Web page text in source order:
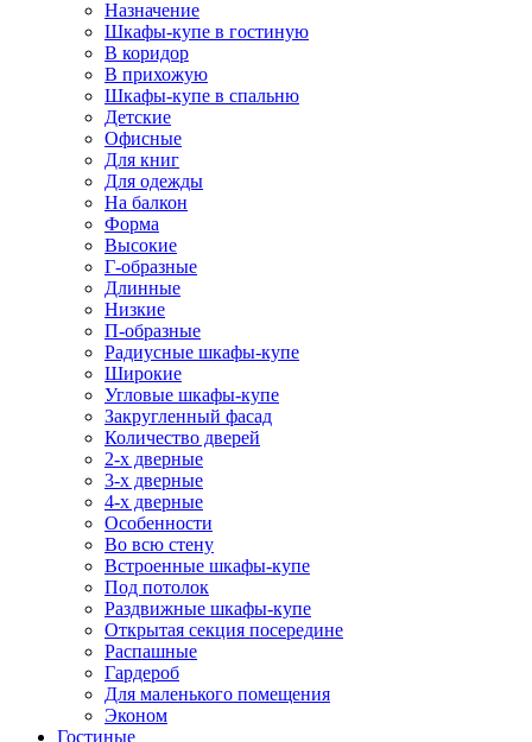
Назначение
Шкафы-купе в гостиную
В коридор
В прихожую
Шкафы-купе в спальню
Детские
Офисные
Для книг
Для одежды
На балкон
Форма
Высокие
Г-образные
Длинные
Низкие
П-образные
Радиусные шкафы-купе
Широкие
Угловые шкафы-купе
Закругленный фасад
Количество дверей
2-х дверные
3-х дверные
4-х дверные
Особенности
Во всю стену
Встроенные шкафы-купе
Под потолок
Раздвижные шкафы-купе
Открытая секция посередине
Распашные
Гардероб
Для маленького помещения
Эконом
Гостиные